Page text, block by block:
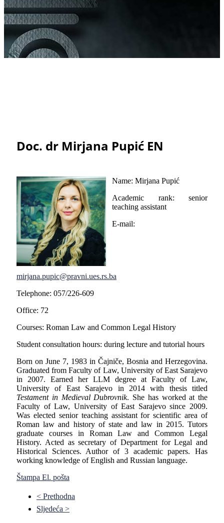
Doc. dr Mirjana Pupić EN
Name: Mirjana Pupić
Academic rank: senior
teaching assistant
E-mail:
mirjana.pupic@pravni.ues.rs.ba
Telephone: 057/226-609
Office: 72
Courses: Roman Law and Common Legal History
Student consultation hours: during lecture and tutorial hours
Born on June 7, 1983 in Čajniče, Bosnia and Herzegovina.
Graduated from Faculty of Law, University of East Sarajevo
in 2007. Earned her LLM degree at Faculty of Law,
University of East Sarajevo in 2014 with thesis titled
Testament in Medieval Dubrovnik. She has worked at the
Faculty of Law, University of East Sarajevo since 2009.
Was elected senior teaching assistant for scientific area of
Roman law and history of state and law in 2015. Tutors
graduate courses in Roman Law and Common Legal
History. Acted as secretary of Department for Legal and
Historical Sciences. Author of 3 academic papers. Has
working knowledge of English and Russian language.
Štampa El. pošta
< Prethodna
Sljedeća >